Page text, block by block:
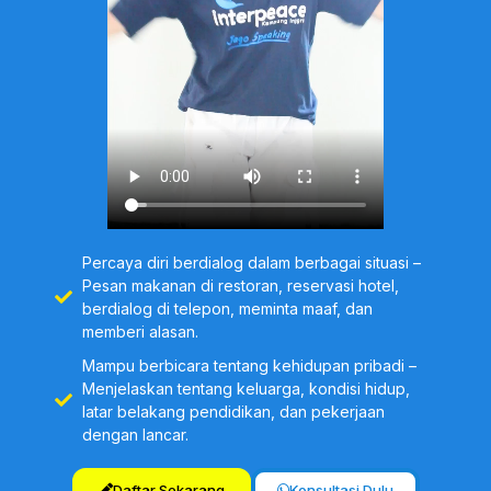
frasa ketika berpergian, Tempat &
Telepon
Grammar For Speaking:
menggunakan superlative
adjectives, be going to dan present
continuous, dan adverb of manner
Speaking:Mampu membuat
permintaan dan penawaran di hotel
Meeting 20
seluruh materi
Percaya diri berdialog dalam berbagai situasi –
Pesan makanan di restoran, reservasi hotel,
berdialog di telepon, meminta maaf, dan
memberi alasan.
Mampu berbicara tentang kehidupan pribadi –
Menjelaskan tentang keluarga, kondisi hidup,
latar belakang pendidikan, dan pekerjaan
dengan lancar.